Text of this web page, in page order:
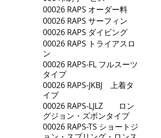
00026 RAPS オーダー料
00026 RAPS サーフィン
00026 RAPS ダイビング
00026 RAPS トライアスロ
ン
00026 RAPS-FL フルスーツ
タイプ
00026 RAPS-JKBJ 上着タ
イプ
00026 RAPS-LJLZ ロン
グジョン・ズボンタイプ
00026 RAPS-TS ショートジ